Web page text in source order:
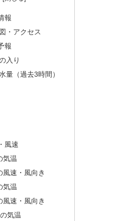
報
・アクセス
報
入り
量（過去3時間）
風速
気温
速・風向き
気温
速・風向き
気温